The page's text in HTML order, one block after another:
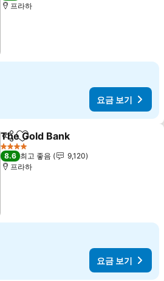
프라하
요금 보기
공유 즐겨찾기에 추가
The Gold Bank
4 성급
8.6 최고 좋음
9,120
프라하
요금 보기